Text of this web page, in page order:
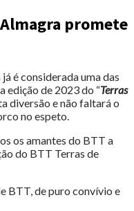
Almagra promete
é considerada uma das
edição de 2023 do “Terras
diversão e não faltará o
no espeto.
os amantes do BTT a
do BTT Terras de
BTT, de puro convívio e